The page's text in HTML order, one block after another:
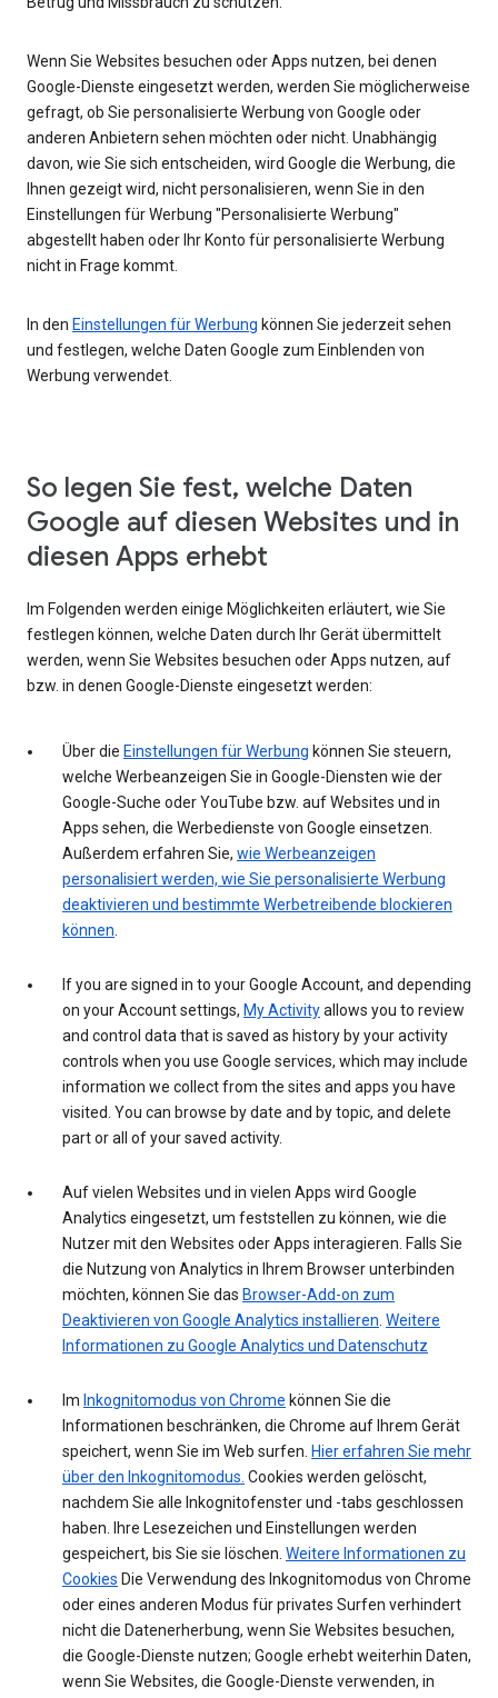
Wenn Sie Websites besuchen oder Apps nutzen, bei denen
Google-Dienste eingesetzt werden, werden Sie möglicherweise
gefragt, ob Sie personalisierte Werbung von Google oder
anderen Anbietern sehen möchten oder nicht. Unabhängig
davon, wie Sie sich entscheiden, wird Google die Werbung, die
Ihnen gezeigt wird, nicht personalisieren, wenn Sie in den
Einstellungen für Werbung "Personalisierte Werbung"
abgestellt haben oder Ihr Konto für personalisierte Werbung
nicht in Frage kommt.
In den Einstellungen für Werbung können Sie jederzeit sehen
und festlegen, welche Daten Google zum Einblenden von
Werbung verwendet.
So legen Sie fest, welche Daten
Google auf diesen Websites und in
diesen Apps erhebt
Im Folgenden werden einige Möglichkeiten erläutert, wie Sie
festlegen können, welche Daten durch Ihr Gerät übermittelt
werden, wenn Sie Websites besuchen oder Apps nutzen, auf
bzw. in denen Google-Dienste eingesetzt werden:
Über die Einstellungen für Werbung können Sie steuern,
welche Werbeanzeigen Sie in Google-Diensten wie der
Google-Suche oder YouTube bzw. auf Websites und in
Apps sehen, die Werbedienste von Google einsetzen.
Außerdem erfahren Sie, wie Werbeanzeigen
personalisiert werden, wie Sie personalisierte Werbung
deaktivieren und bestimmte Werbetreibende blockieren
können.
If you are signed in to your Google Account, and depending
on your Account settings, My Activityallows you to review
and control data that is saved as history by your activity
controls when you use Google services, which may include
information we collect from the sites and apps you have
visited. You can browse by date and by topic, and delete
part or all of your saved activity.
Auf vielen Websites und in vielen Apps wird Google
Analytics eingesetzt, um feststellen zu können, wie die
Nutzer mit den Websites oder Apps interagieren. Falls Sie
die Nutzung von Analytics in Ihrem Browser unterbinden
möchten, können Sie das Browser-Add-on zum
Deaktivieren von Google Analytics installieren. Weitere
Informationen zu Google Analytics und Datenschutz
Im Inkognitomodus von Chrome können Sie die
Informationen beschränken, die Chrome auf Ihrem Gerät
speichert, wenn Sie im Web surfen. Hier erfahren Sie mehr
über den Inkognitomodus. Cookies werden gelöscht,
nachdem Sie alle Inkognitofenster und -tabs geschlossen
haben. Ihre Lesezeichen und Einstellungen werden
gespeichert, bis Sie sie löschen. Weitere Informationen zu
Cookies Die Verwendung des Inkognitomodus von Chrome
oder eines anderen Modus für privates Surfen verhindert
nicht die Datenerherbung, wenn Sie Websites besuchen,
die Google-Dienste nutzen; Google erhebt weiterhin Daten,
wenn Sie Websites, die Google-Dienste verwenden, in